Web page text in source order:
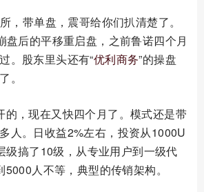
，带单盘，震哥给你们扒清楚了。
盘后的平移重启盘，之前鲁诺四个月
。股东里头还有“优利商务”的操盘
。
的，现在又快四个月了。模式还是带
人。日收益2%左右，投资从1000U
级搞了10级，从专业用户到一级代
人不等，典型的传销架构。